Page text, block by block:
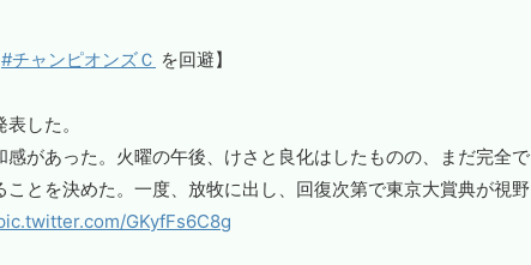
#チャンピオンズＣ を回避】
した。
感があった。火曜の午後、けさと良化はしたものの、まだ完全で
ことを決めた。一度、放牧に出し、回復次第で東京大賞典が視野
GKyfFs6C8g